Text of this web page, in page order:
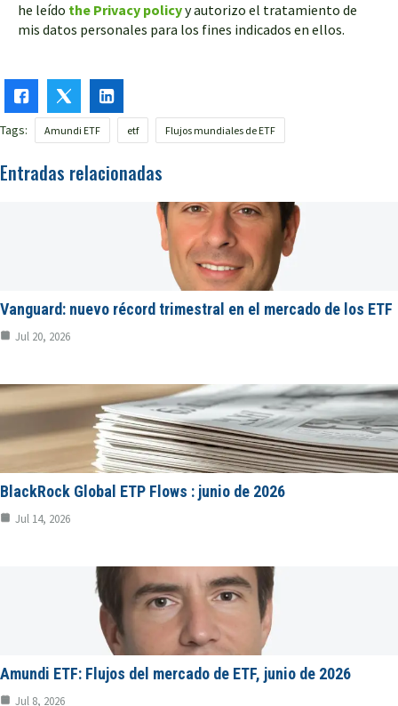
he leído the Privacy policyy autorizo el tratamiento de
mis datos personales para los fines indicados en ellos.
Tags: Amundi ETF etf Flujos mundiales de ETF
Entradas relacionadas
Vanguard: nuevo récord trimestral en el mercado de los ETF
Jul 20, 2026
BlackRock Global ETP Flows : junio de 2026
Jul 14, 2026
Amundi ETF: Flujos del mercado de ETF, junio de 2026
Jul 8, 2026